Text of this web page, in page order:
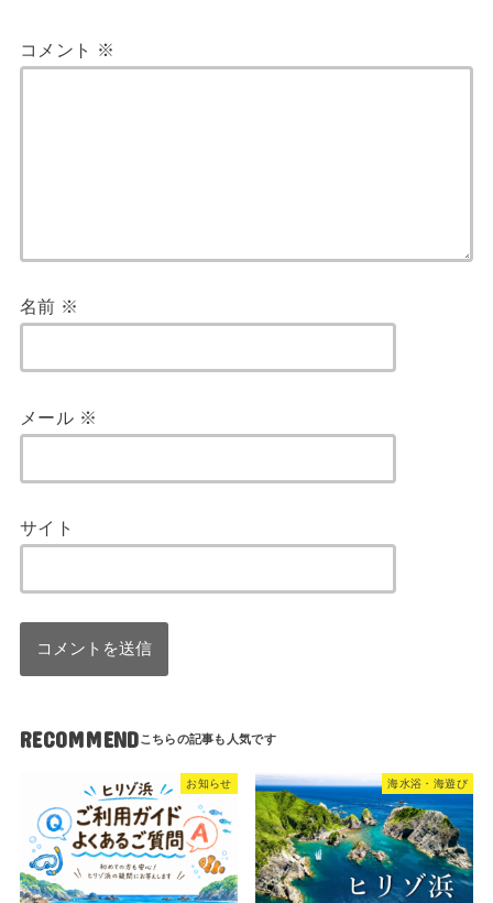
コメント ※
名前 ※
メール ※
サイト
RECOMMEND
お知らせ 海水浴・海遊び